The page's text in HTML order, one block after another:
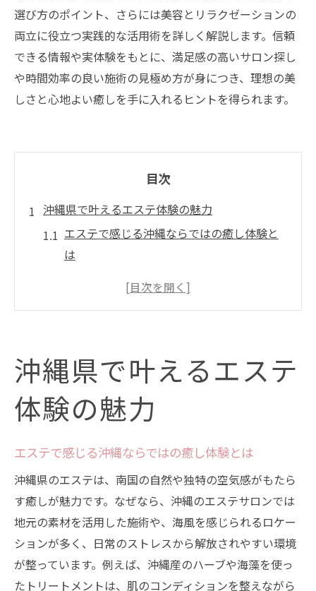
選び方のポイント、さらには美容とリラクゼーションの
両立に役立つ実践的な活用術を詳しく解説します。信頼
できる情報や実体験をもとに、満足感の高いサロン探し
や時間効率の良い施術の見極め方が身につき、理想の美
しさと心地よい癒しを手に入れるヒントを得られます。
目次
沖縄県で叶えるエステ体験の魅力
エステで感じる沖縄ならではの癒し体験と
は
フェイシャルエステが沖縄で人気の理由を
カップルにも人気のエステ活用法をご紹介
ホテル併設エステならではの贅沢な時間の
過ごし方
ト
エステ施術で肌悩みを解消する具体的方法
フェイシャルエステの施術内容と効果を比
敏感肌にも安心な沖縄エステの選び方
沖縄県で叶えるエステ
体験の魅力
エステで感じる沖縄ならではの癒し体験とは
沖縄県のエステは、南国の自然や独特の空気感がもたら
す癒しが魅力です。なぜなら、沖縄のエステサロンでは
地元の素材を活用した施術や、海風を感じられるロケー
ションが多く、日常のストレスから解放されやすい環境
が整っています。例えば、沖縄産のハーブや海藻を使っ
たトリートメントは、肌のコンディションを整えながら